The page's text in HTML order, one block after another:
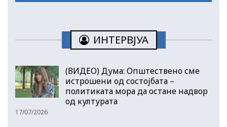
ИНТЕРВЈУА
(ВИДЕО) Дума: Општествено сме
истрошени од состојбата –
политиката мора да остане надвор
од културата
17/07/2026